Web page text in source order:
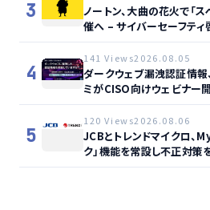
3
ノートン、大曲の花火で「
催へ – サイバーセーフティ
4
141 Views2026.08.05
ダークウェブ漏洩認証情報
ミがCISO向けウェビナー
5
120 Views2026.08.06
JCBとトレンドマイクロ、
ク」機能を常設し不正対策